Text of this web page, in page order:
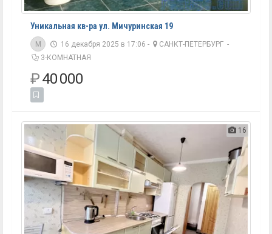
Уникальная кв-ра ул. Мичуринская 19
M 16 декабря 2025 в 17:06 - САНКТ-ПЕТЕРБУРГ -
3-КОМНАТНАЯ
₽40 000
16